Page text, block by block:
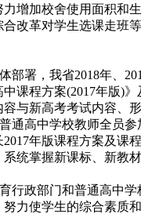
增加校舍使用面积和
改革对学生选课走
部署，我省2018年、
课程方案(2017年版)
与新高考考试内容、
通高中学校教师全员
年版课程方案及
统掌握新课标、新
行政部门和普通高中
力使学生的综合素质